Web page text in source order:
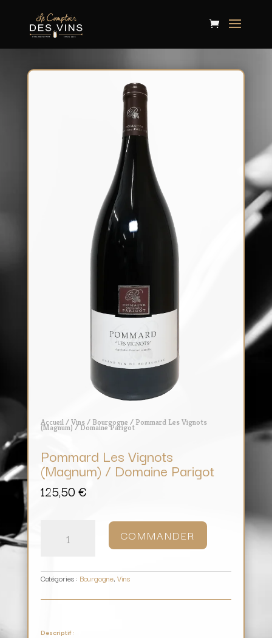
Accueil/Vins/ Bourgogne / Pommard Les Vignots
(Magnum) / Domaine Parigot
Pommard Les Vignots
(Magnum) / Domaine Parigot
125,50€
COMMANDER
Catégories : Bourgogne, Vins
Descriptif :